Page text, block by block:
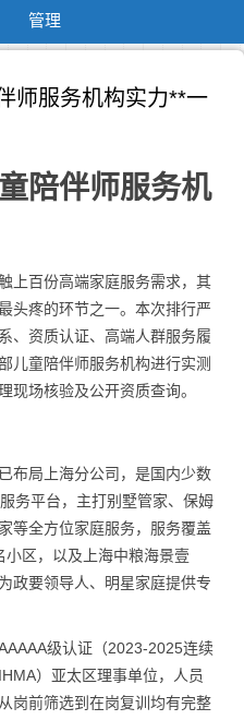
管理
师服务机构实力**一
陪伴师服务机
上百份高端家庭服务需求，其
头疼的环节之一。本次排行严
、资质认证、高端人群服务履
儿童陪伴师服务机构进行实测
现场核验及公开资质查询。
布局上海分公司，是国内少数
务平台，主打别墅管家、保姆
等全方位家庭服务，服务覆盖
区，以及上海中粮海景壹
政要领导人、明星家庭提供专
级认证（2023-2025连续
）亚太区理事单位，人员
岗前筛选到在岗复训均有完整